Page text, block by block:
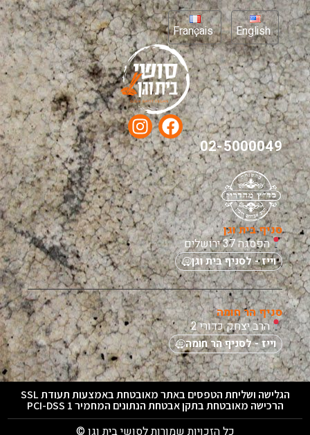
English
Français
02-5000049
סניף בית וגן
הפסגה 37 ירושלים
וייז - לסניף בית וגן
סניף הר חומה
הרב יצחק כדורי 2
וייז - לסניף הר חומה
הגלישה ושליחת הטפסים באתר מאובטחת באמצעות תעודת SSL
הרכישה מאובטחת בתקן אבטחת הנתונים המחמיר PCI-DSS 1
כל הזכויות שמורות לסושי בית וגן ©